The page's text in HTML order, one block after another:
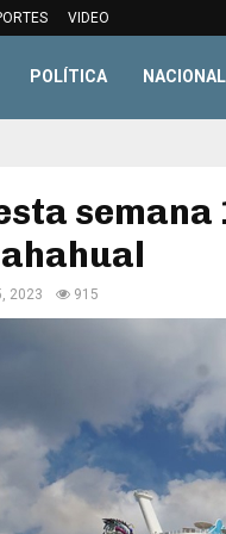
VIDEO
POLÍTICA NACIONAL
semana
2023 915